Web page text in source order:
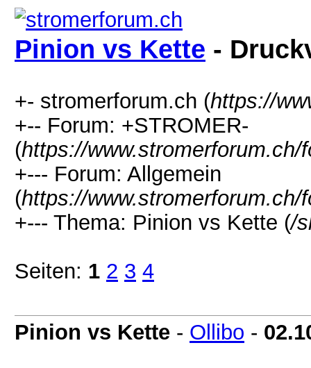
Pinion vs Kette -
+- stromerforum.ch (https://
+-- Forum: +STROMER-
(https://www.stromerforum.ch/
+--- Forum: Allgemein
(https://www.stromerforum.ch/
+--- Thema: Pinion vs Kette (/
Seiten: 1 2 3 4
Pinion vs Kette - Ollibo -